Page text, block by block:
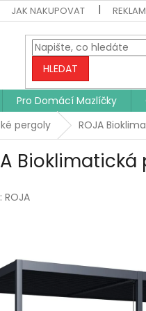
JAK NAKUPOVAT
HLEDAT
Pro Domácí Mazlíčky
pergoly ROJA
Bioklimatická
ROJA